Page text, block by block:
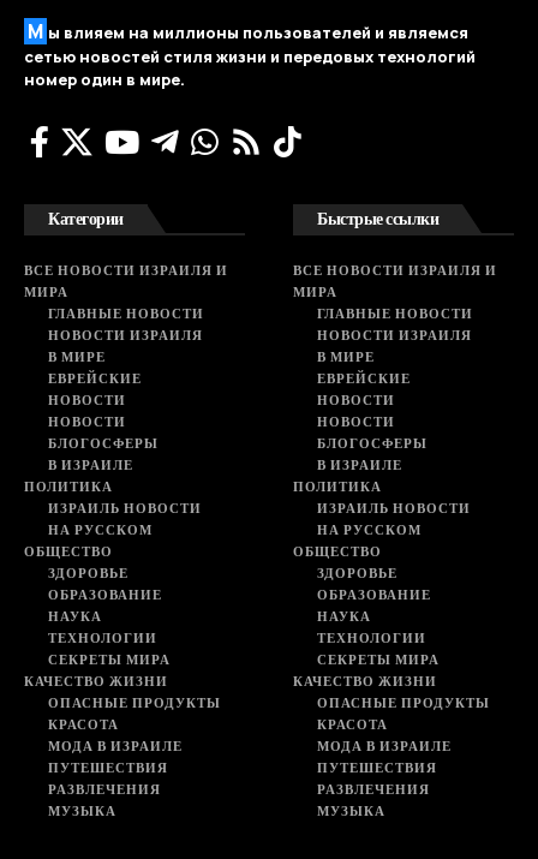
М ы влияем на миллионы пользователей и являемся
сетью новостей стиля жизни и передовых технологий
номер один в мире.
Категории
ВСЕ НОВОСТИ ИЗРАИЛЯ И
МИРА
ГЛАВНЫЕ НОВОСТИ
НОВОСТИ ИЗРАИЛЯ
В МИРЕ
ЕВРЕЙСКИЕ
НОВОСТИ
НОВОСТИ
БЛОГОСФЕРЫ
В ИЗРАИЛЕ
ПОЛИТИКА
ИЗРАИЛЬ НОВОСТИ
НА РУССКОМ
ОБЩЕСТВО
ЗДОРОВЬЕ
ОБРАЗОВАНИЕ
НАУКА
ТЕХНОЛОГИИ
СЕКРЕТЫ МИРА
КАЧЕСТВО ЖИЗНИ
ОПАСНЫЕ ПРОДУКТЫ
КРАСОТА
МОДА В ИЗРАИЛЕ
ПУТЕШЕСТВИЯ
РАЗВЛЕЧЕНИЯ
МУЗЫКА
Быстрые ссылки
ВСЕ НОВОСТИ ИЗРАИЛЯ И
МИРА
ГЛАВНЫЕ НОВОСТИ
НОВОСТИ ИЗРАИЛЯ
В МИРЕ
ЕВРЕЙСКИЕ
НОВОСТИ
НОВОСТИ
БЛОГОСФЕРЫ
В ИЗРАИЛЕ
ПОЛИТИКА
ИЗРАИЛЬ НОВОСТИ
НА РУССКОМ
ОБЩЕСТВО
ЗДОРОВЬЕ
ОБРАЗОВАНИЕ
НАУКА
ТЕХНОЛОГИИ
СЕКРЕТЫ МИРА
КАЧЕСТВО ЖИЗНИ
ОПАСНЫЕ ПРОДУКТЫ
КРАСОТА
МОДА В ИЗРАИЛЕ
ПУТЕШЕСТВИЯ
РАЗВЛЕЧЕНИЯ
МУЗЫКА